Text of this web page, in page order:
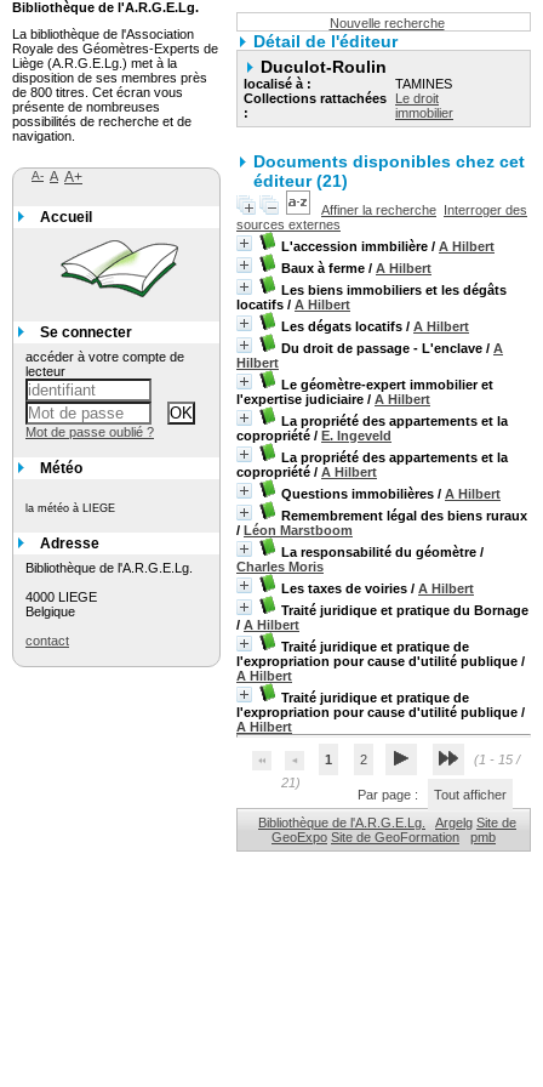
Nouvelle recherche
Détail de l'éditeur
Duculot-Roulin
localisé à :
TAMINES
Collections rattachées
:
Le droit
immobilier
Documents disponibles chez cet
éditeur (21)
Affiner la recherche Interroger des
sources externes
L'accession immbilière / A Hilbert
Baux à ferme / A Hilbert
Les biens immobiliers et les dégâts
locatifs / A Hilbert
Les dégats locatifs / A Hilbert
Du droit de passage - L'enclave / A
Hilbert
Le géomètre-expert immobilier et
l'expertise judiciaire / A Hilbert
La propriété des appartements et la
copropriété / E. Ingeveld
La propriété des appartements et la
copropriété / A Hilbert
Questions immobilières / A Hilbert
Remembrement légal des biens ruraux
/ Léon Marstboom
La responsabilité du géomètre /
Charles Moris
Les taxes de voiries / A Hilbert
Traité juridique et pratique du Bornage
/ A Hilbert
Traité juridique et pratique de
l'expropriation pour cause d'utilité publique /
A Hilbert
Traité juridique et pratique de
l'expropriation pour cause d'utilité publique /
A Hilbert
1 2
(1 - 15 /
21)
Par page :
Tout afficher
Bibliothèque de l'A.R.G.E.Lg.
Argelg Site de
GeoExpo Site de GeoFormation pmb
Bibliothèque de l'A.R.G.E.Lg.
La bibliothèque de l'Association
Royale des Géomètres-Experts de
Liège (A.R.G.E.Lg.) met à la
disposition de ses membres près
de 800 titres. Cet écran vous
présente de nombreuses
possibilités de recherche et de
navigation.
A- A A+
Accueil
Se connecter
accéder à votre compte de
lecteur
Mot de passe oublié ?
Météo
la météo à LIEGE
Adresse
Bibliothèque de l'A.R.G.E.Lg.
4000 LIEGE
Belgique
contact